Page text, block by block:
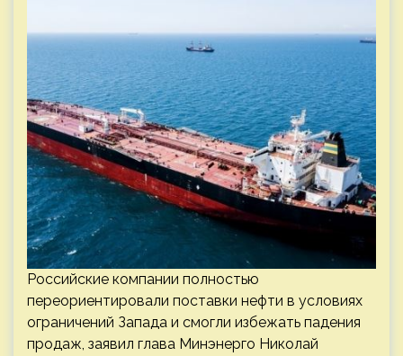
Российские компании полностью
переориентировали поставки нефти в условиях
ограничений Запада и смогли избежать падения
продаж, заявил глава Минэнерго Николай